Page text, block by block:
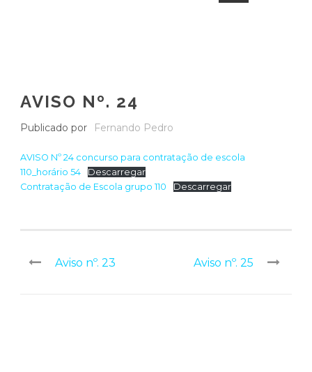
AVISO Nº. 24
Publicado por Fernando Pedro
AVISO Nº 24 concurso para contratação de escola
110_horário 54
Descarregar
Contratação de Escola grupo 110
Descarregar
Aviso nº. 23 Aviso nº. 25